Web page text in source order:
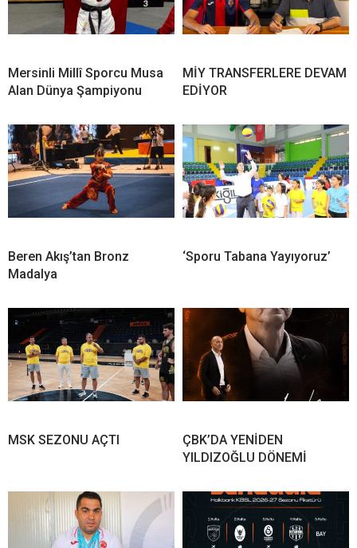
Mersinli Millî Sporcu Musa
Alan Dünya Şampiyonu
MİY TRANSFERLERE DEVAM
EDİYOR
Beren Akış’tan Bronz
Madalya
‘Sporu Tabana Yayıyoruz’
MSK SEZONU AÇTI
ÇBK’DA YENİDEN
YILDIZOĞLU DÖNEMİ